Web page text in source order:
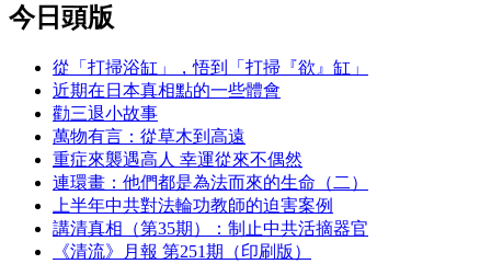
今日頭版
從「打掃浴缸」，悟到「打掃『欲』缸」
近期在日本真相點的一些體會
勸三退小故事
萬物有言：從草木到高遠
重症來襲遇高人 幸運從來不偶然
連環畫：他們都是為法而來的生命（二）
上半年中共對法輪功教師的迫害案例
講清真相（第35期）：制止中共活摘器官
《清流》月報 第251期（印刷版）